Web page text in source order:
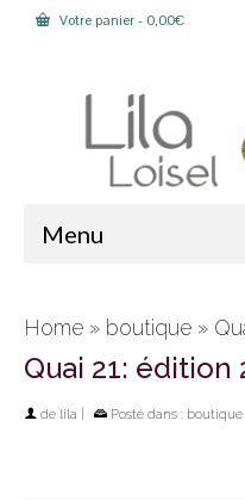
Votre panier- 0,00€
Menu
Home » boutique »
Quai 21: édition
de lila Posté dans : boutique